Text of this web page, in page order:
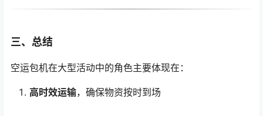
三、总结
空运包机在大型活动中的角色主要体现在：
高时效运输，确保物资按时到场